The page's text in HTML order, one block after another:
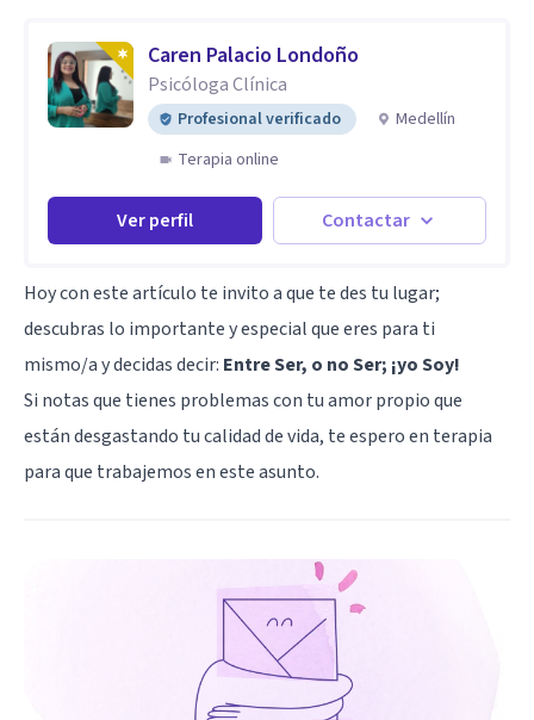
Caren Palacio Londoño
Psicóloga Clínica
Profesional verificado
Medellín
Terapia online
Ver perfil Contactar
Hoy con este artículo te invito a que te des tu lugar;
descubras lo importante y especial que eres para ti
mismo/a y decidas decir: Entre Ser, o no Ser; ¡yo Soy!
Si notas que tienes problemas con tu amor propio que
están desgastando tu calidad de vida, te espero en terapia
para que trabajemos en este asunto.